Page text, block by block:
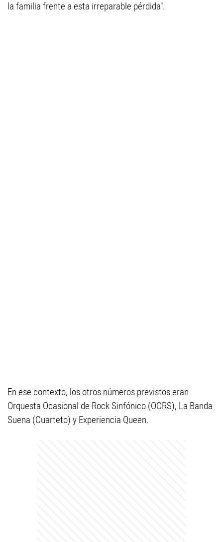
la familia frente a esta irreparable pérdida".
En ese contexto, los otros números previstos eran
Orquesta Ocasional de Rock Sinfónico (OORS), La Banda
Suena (Cuarteto) y Experiencia Queen.